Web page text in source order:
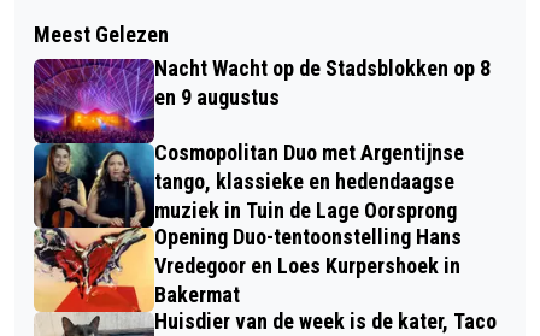
VIERDAAGSEFEESTEN POLSBANDJE
WEER VOL VERRASSINGEN
HELPENDE HANDEN GEZOCHT VOOR
UITJE NAAR WATERMUSEUM ARNHEM
Meest Gelezen
Nacht Wacht op de Stadsblokken op 8
en 9 augustus
Cosmopolitan Duo met Argentijnse
tango, klassieke en hedendaagse
muziek in Tuin de Lage Oorsprong
Opening Duo-tentoonstelling Hans
Vredegoor en Loes Kurpershoek in
Bakermat
Huisdier van de week is de kater, Taco